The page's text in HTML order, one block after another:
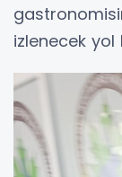
izlenecek yol